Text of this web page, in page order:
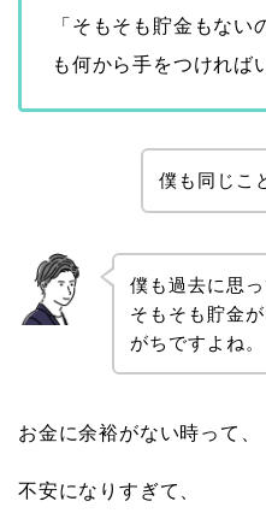
「そもそも貯金もない
も何から手をつければ
僕も同じこ
僕も過去に思
そもそも貯金
がちですよね。
お金に余裕がない時って、
不安になりすぎて、